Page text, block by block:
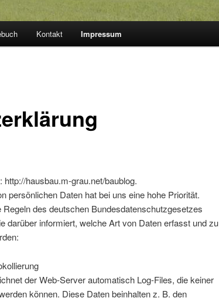
Kontakt Impressum
hausbau.m-grau.net/baublog.
persönlichen Daten hat bei uns eine hohe Priorität.
des deutschen Bundesdatenschutzgesetzes
darüber informiert, welche Art von Daten erfasst und zu
der Web-Server automatisch Log-Files, die keiner
können. Diese Daten beinhalten z. B. den